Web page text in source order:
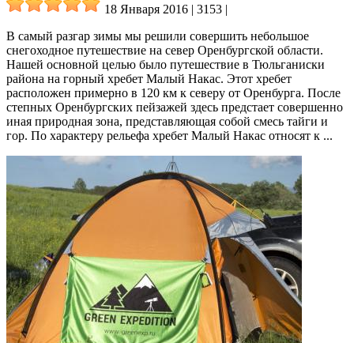
18 Января 2016 | 3153 |
В самый разгар зимы мы решили совершить небольшое
снегоходное путешествие на север Оренбургской области.
Нашей основной целью было путешествие в Тюльганиски
района на горный хребет Малый Накас. Этот хребет
расположен примерно в 120 км к северу от Оренбурга. После
степных Оренбургских пейзажей здесь предстает совершенно
иная природная зона, представляющая собой смесь тайги и
гор. По характеру рельефа хребет Малый Накас относят к ...